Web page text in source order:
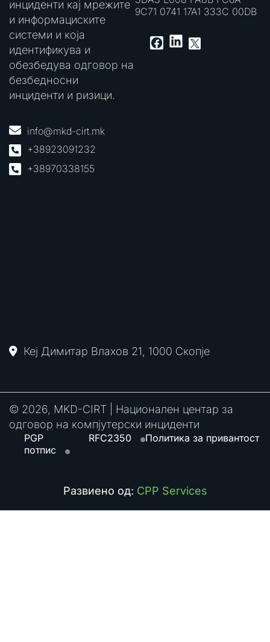
инциденти кај мрежите
и информациските
системи и која
идентификува и
обезбедува одговор на
безбедносни
инциденти и ризици.
info@mkd-cirt.mk
+38923091232
+38970338155
9C71 0741 17A1 333C 00DB
Facebook
LinkedIn
X
Кеј Димитар Влахов 21, 1000 Скопје
© 2026, MKD-CIRT | Национален центар за
одговор на компјутерски инциденти
PGP
потпис
RFC2350 Политика за привантост
Развиено од: CPP Services